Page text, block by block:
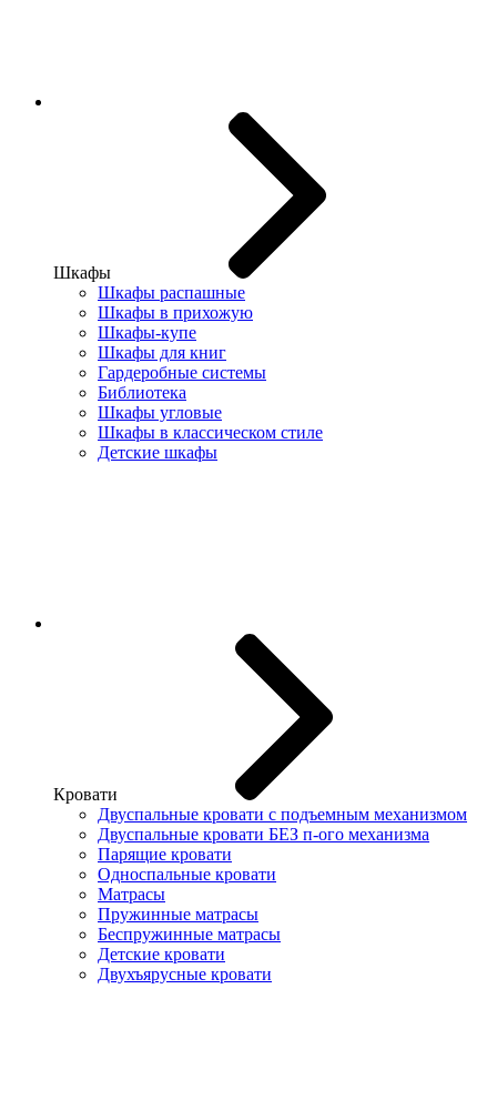
Шкафы
Шкафы распашные
Шкафы в прихожую
Шкафы-купе
Шкафы для книг
Гардеробные системы
Библиотека
Шкафы угловые
Шкафы в классическом стиле
Детские шкафы
Кровати
Двуспальные кровати с подъемным механизмом
Двуспальные кровати БЕЗ п-ого механизма
Парящие кровати
Односпальные кровати
Матрасы
Пружинные матрасы
Беспружинные матрасы
Детские кровати
Двухъярусные кровати